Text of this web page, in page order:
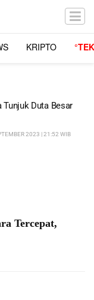
KRIPTO
Tunjuk Duta Besar
2023 | 21:52 WIB
Tercepat,